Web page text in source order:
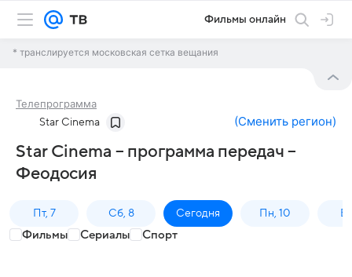
Фильмы онлайн
* транслируется московская сетка вещания
Телепрограмма
Star Cinema (Сменить регион)
Star Cinema – программа передач –
Феодосия
Пт, 7 Сб, 8 Сегодня Пн, 10
Фильмы Сериалы Спорт